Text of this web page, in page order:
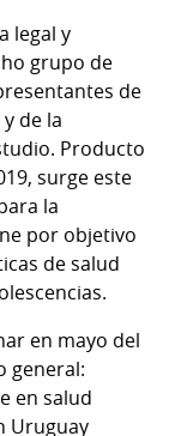
legal y
grupo de
de
de la
Producto
surge este
la
por objetivo
de salud
en mayo del
general:
en salud
Uruguay